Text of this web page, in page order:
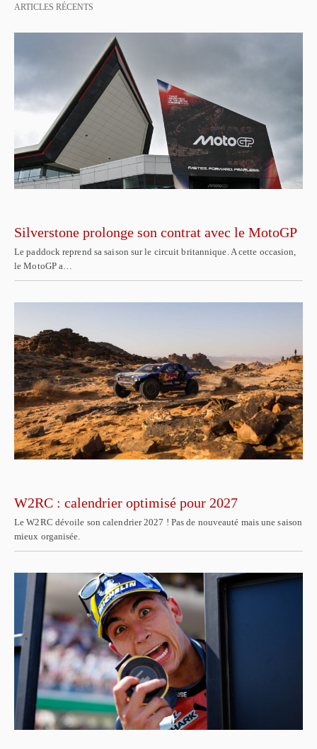
ARTICLES RÉCENTS
Silverstone prolonge son contrat avec le MotoGP
Le paddock reprend sa saison sur le circuit britannique. A cette occasion,
le MotoGP a…
W2RC : calendrier optimisé pour 2027
Le W2RC dévoile son calendrier 2027 ! Pas de nouveauté mais une saison
mieux organisée.